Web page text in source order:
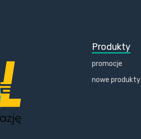
Produkty
promocje
nowe produkty